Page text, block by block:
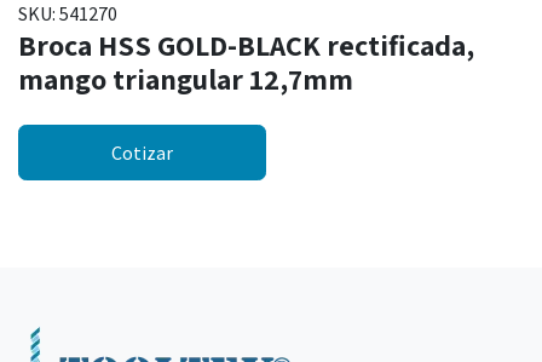
SKU: 541270
Broca HSS GOLD-BLACK rectificada,
mango triangular 12,7mm
Cotizar